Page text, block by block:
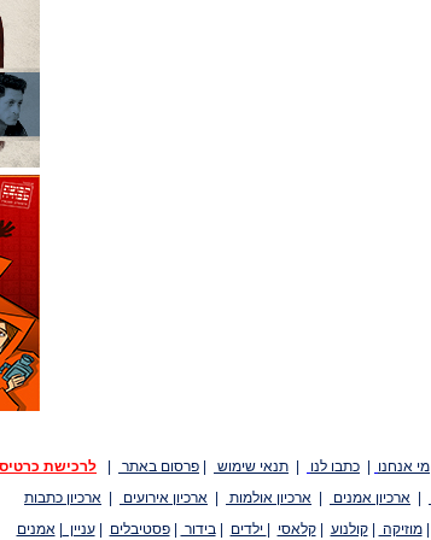
מי אנחנו כתבו לנו תנאי שימוש פרסום באתר
לרכישת
ארכיון אמנים ארכיון אולמות ארכיון אירועים
ארכיון כתבות
|מוזיקה |קולנוע |קלאסי ילדים |בידור |פסטיבלים |עניין |אמנים